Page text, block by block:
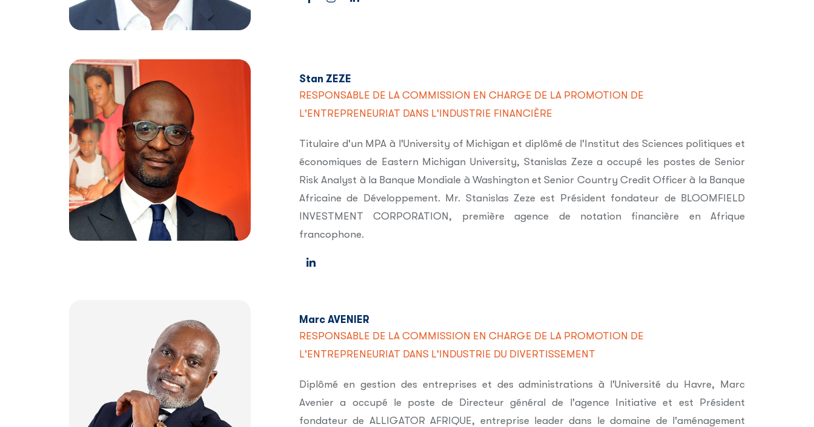
Stan ZEZE
RESPONSABLE DE LA COMMISSION EN CHARGE DE LA PROMOTION DE
L'ENTREPRENEURIAT DANS L'INDUSTRIE FINANCIÈRE
Titulaire d'un MPA à l'University of Michigan et diplômé de l'Institut des Sciences politiques et
économiques de Eastern Michigan University, Stanislas Zeze a occupé les postes de Senior
Risk Analyst à la Banque Mondiale à Washington et Senior Country Credit Officer à la Banque
Africaine de Développement. Mr. Stanislas Zeze est Président fondateur de BLOOMFIELD
INVESTMENT CORPORATION, première agence de notation financière en Afrique
francophone.
Marc AVENIER
RESPONSABLE DE LA COMMISSION EN CHARGE DE LA PROMOTION DE
L'ENTREPRENEURIAT DANS L'INDUSTRIE DU DIVERTISSEMENT
Diplômé en gestion des entreprises et des administrations à l'Université du Havre, Marc
Avenier a occupé le poste de Directeur général de l'agence Initiative et est Président
fondateur de ALLIGATOR AFRIQUE, entreprise leader dans le domaine de l'aménagement